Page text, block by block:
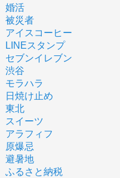
婚活
被災者
アイスコーヒー
LINEスタンプ
セブンイレブン
渋谷
モラハラ
日焼け止め
東北
スイーツ
アラフィフ
原爆忌
避暑地
ふるさと納税